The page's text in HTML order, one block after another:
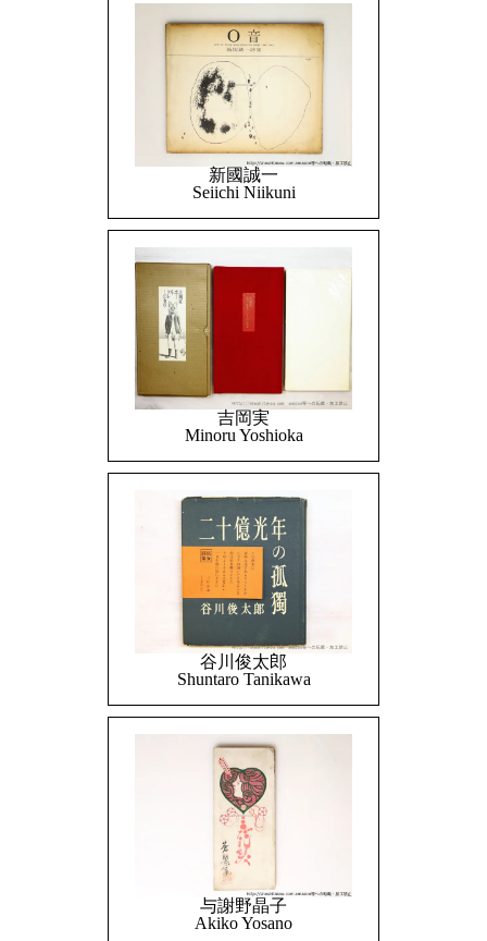
新國誠一
Seiichi Niikuni
吉岡実
Minoru Yoshioka
谷川俊太郎
Shuntaro Tanikawa
与謝野晶子
Akiko Yosano